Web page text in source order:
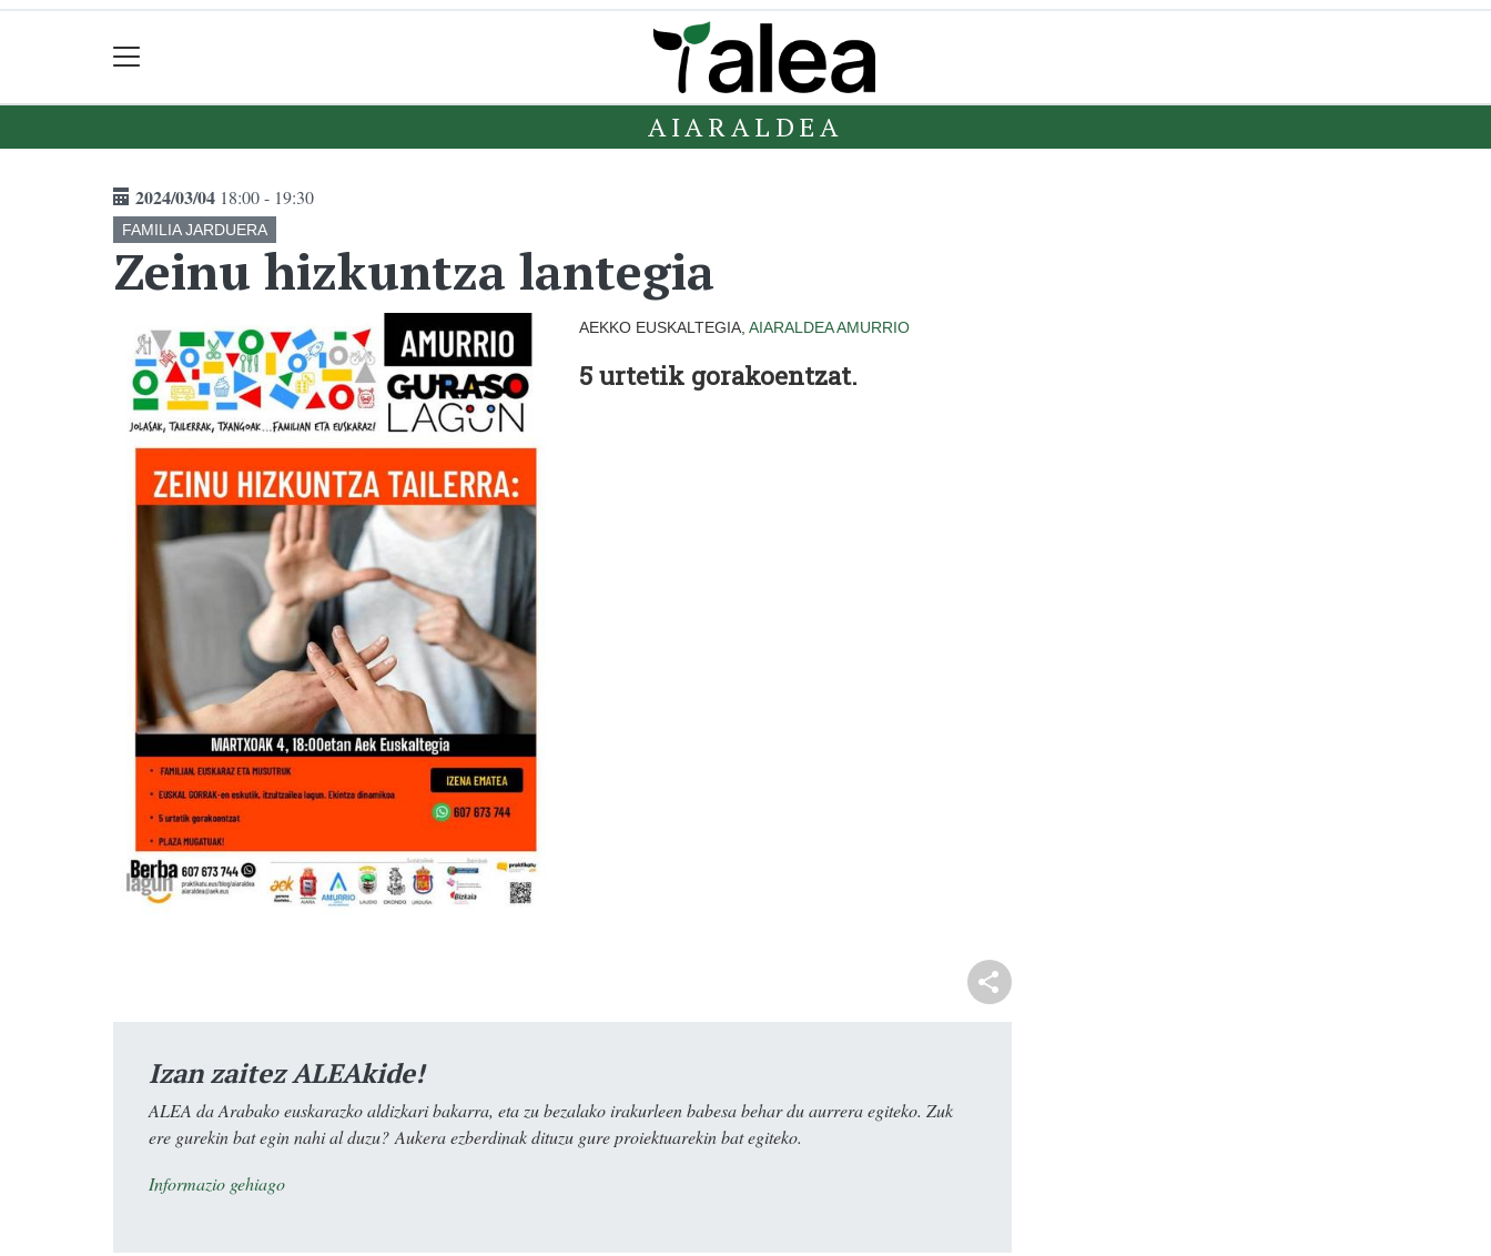
AIARALDEA
2024/03/04 18:00 - 19:30
FAMILIA JARDUERA
Zeinu hizkuntza lantegia
AEKKO EUSKALTEGIA, AIARALDEAAMURRIO
5 urtetik gorakoentzat.
Izan zaitez ALEAkide!
ALEA da Arabako euskarazko aldizkari bakarra, eta zu bezalako irakurleen babesa behar du aurrera egiteko. Zuk
ere gurekin bat egin nahi al duzu? Aukera ezberdinak dituzu gure proiektuarekin bat egiteko.
Informazio gehiago